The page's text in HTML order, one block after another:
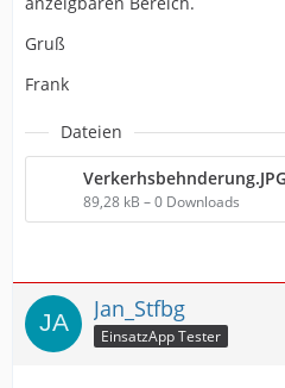
Gruß
Frank
Dateien
Verkerhsbehnderung.JPG
89,28 kB – 0 Downloads
Jan_Stfbg
EinsatzApp Tester